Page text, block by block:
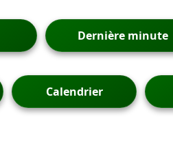
Dernière minute
Calendrier